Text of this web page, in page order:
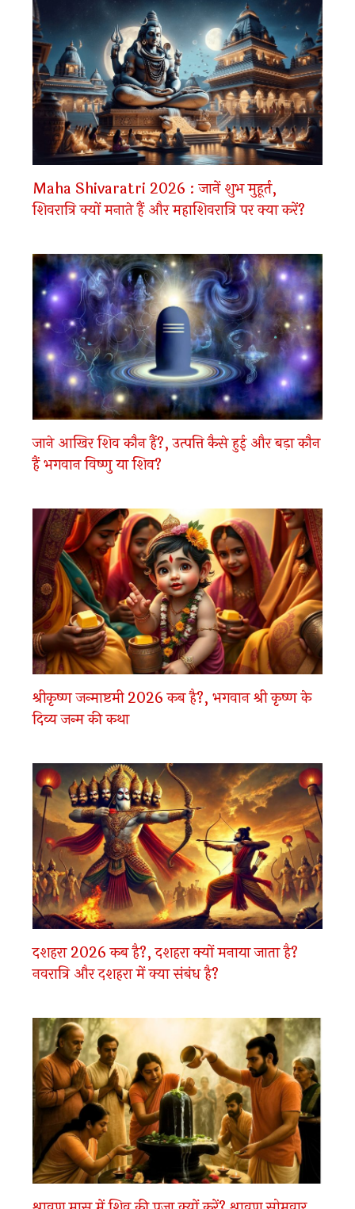
Maha Shivaratri 2026 : जानें शुभ मुहूर्त,
शिवरात्रि क्यों मनाते हैं और महाशिवरात्रि पर क्या करें?
जाने आखिर शिव कौन हैं?, उत्पत्ति कैसे हुई और बड़ा कौन
हैं भगवान विष्णु या शिव?
श्रीकृष्ण जन्माष्टमी 2026 कब है?, भगवान श्री कृष्ण के
दिव्य जन्म की कथा
दशहरा 2026 कब है?, दशहरा क्यों मनाया जाता है?
नवरात्रि और दशहरा में क्या संबंध है?